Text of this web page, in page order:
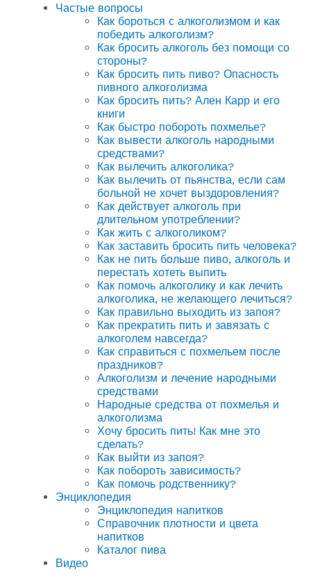
Частые вопросы
Как бороться с алкоголизмом и как
победить алкоголизм?
Как бросить алкоголь без помощи со
стороны?
Как бросить пить пиво? Опасность
пивного алкоголизма
Как бросить пить? Ален Карр и его
книги
Как быстро побороть похмелье?
Как вывести алкоголь народными
средствами?
Как вылечить алкоголика?
Как вылечить от пьянства, если сам
больной не хочет выздоровления?
Как действует алкоголь при
длительном употреблении?
Как жить с алкоголиком?
Как заставить бросить пить человека?
Как не пить больше пиво, алкоголь и
перестать хотеть выпить
Как помочь алкоголику и как лечить
алкоголика, не желающего лечиться?
Как правильно выходить из запоя?
Как прекратить пить и завязать с
алкоголем навсегда?
Как справиться с похмельем после
праздников?
Алкоголизм и лечение народными
средствами
Народные средства от похмелья и
алкоголизма
Хочу бросить пить! Как мне это
сделать?
Как выйти из запоя?
Как побороть зависимость?
Как помочь родственнику?
Энциклопедия
Энциклопедия напитков
Справочник плотности и цвета
напитков
Каталог пива
Видео